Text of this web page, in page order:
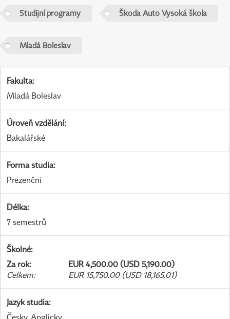
Studijní programy Škoda Auto Vysoká škola
Mladá Boleslav
Fakulta:
Mladá Boleslav
Úroveň vzdělání:
Bakalářské
Forma studia:
Prezenční
Délka:
7 semestrů
Školné:
Za rok:
EUR 4,500.00 (USD 5,190.00)
Celkem: EUR 15,750.00 (USD 18,165.01)
Jazyk studia: